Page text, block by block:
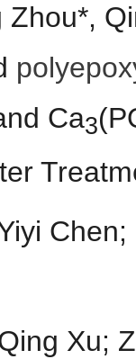
Zhou*,
Ca3
Xu;